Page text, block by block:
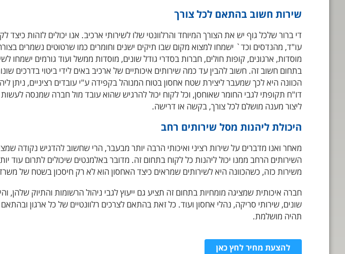
שירות חשוב בהתאם לכל צורך
די ברור שלכל גוף יש את הצורך המיוחד והרלוונטי שלו לשירותי ארכיב. אנו יכולים לזהות כיצד
עו"ד, מהנדסים וכד` ישמחו למצוא מקום שבו תיקים ישנים וחומרים כמו שרטוטים נשמרים
מוסדות, ארגונים, קופות חולים, חברות בסדרי גודל שונים, מוסדות ממשל ועוד גורמים ישמחו
בתחום חשוב זה. חשוב להבין עד כמה שירותים איכותיים של ארכיב באים לידי ביטוי בדרכים
הכוונה היא לכך שמעבר ליצירת שטח אחסון בטוח המנוהל בקפידה ע"י עובדים רציניים, ניתן
דו"ח תקופתי לגבי החומר שאוחסן, וכל לקוח יכול להרגיש שהוא עובד מול חברה שמנסה
ליצור מענה מושלם לכל צורך, בקשה או דרישה.
היכולת ליהנות מסל שירותים רחב
מאחר ואנו מדברים על שירות רציני ואיכותי הרבה יותר מבעבר, הרי שחשוב להדגיש נקודה
השירותים הרחב ממנו יכול ליהנות כל לקוח בתחום זה. מדובר באלמנטים שיכולים לתרום עוד
משירות כזה, כשהכוונה היא לשירותים שמראים כיצד האחסון הוא לא רק חיסכון בשטח של
חברה איכותית שמציגה מומחיות בתחום זה תציע גם ייעוץ לגבי ניהול הרשומות והתיוק שלהן,
שונים, שירותי סריקה, נהלי אחסון ועוד. כל זאת בהתאם לצרכים רלוונטיים של כל ארגון
תהיה מושלמת.
להצעת מחיר לחץ כאן